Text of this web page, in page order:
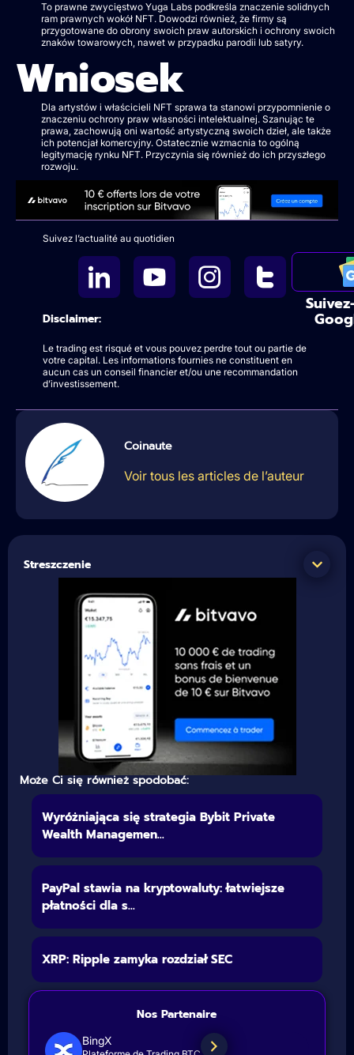
To prawne zwycięstwo Yuga Labs podkreśla znaczenie solidnych
ram prawnych wokół NFT. Dowodzi również, że firmy są
przygotowane do obrony swoich praw autorskich i ochrony swoich
znaków towarowych, nawet w przypadku parodii lub satyry.
Wniosek
Dla artystów i właścicieli NFT sprawa ta stanowi przypomnienie o
znaczeniu ochrony praw własności intelektualnej. Szanując te
prawa, zachowują oni wartość artystyczną swoich dzieł, ale także
ich potencjał komercyjny. Ostatecznie wzmacnia to ogólną
legitymację rynku NFT. Przyczynia się również do ich przyszłego
rozwoju.
Suivez l’actualité au quotidien
Disclaimer:
Le trading est risqué et vous pouvez perdre tout ou partie de
votre capital. Les informations fournies ne constituent en
aucun cas un conseil financier et/ou une recommandation
d’investissement.
Coinaute
Voir tous les articles de l’auteur
Streszczenie
Może Ci się również spodobać:
Wyróżniająca się strategia Bybit Private
Wealth Managemen...
PayPal stawia na kryptowaluty: łatwiejsze
płatności dla s...
XRP: Ripple zamyka rozdział SEC
Nos Partenaire
BingX